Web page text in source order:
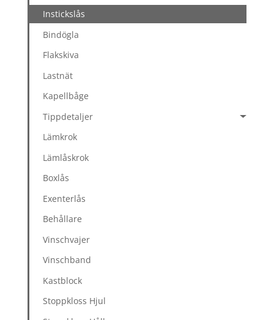
Instickslås
Bindögla
Flakskiva
Lastnät
Kapellbåge
Tippdetaljer
Lämkrok
Lämlåskrok
Boxlås
Exenterlås
Behållare
Vinschvajer
Vinschband
Kastblock
Stoppkloss Hjul